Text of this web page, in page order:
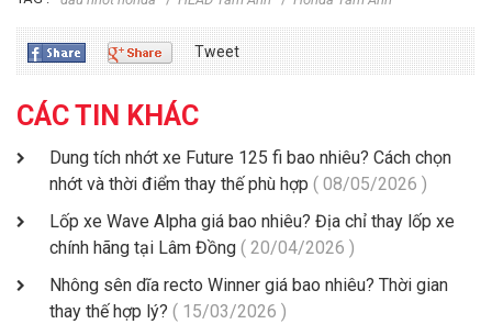
Tweet
CÁC TIN KHÁC
Dung tích nhớt xe Future 125 fi bao nhiêu? Cách chọn
nhớt và thời điểm thay thế phù hợp ( 08/05/2026 )
Lốp xe Wave Alpha giá bao nhiêu? Địa chỉ thay lốp xe
chính hãng tại Lâm Đồng ( 20/04/2026 )
Nhông sên dĩa recto Winner giá bao nhiêu? Thời gian
thay thế hợp lý? ( 15/03/2026 )